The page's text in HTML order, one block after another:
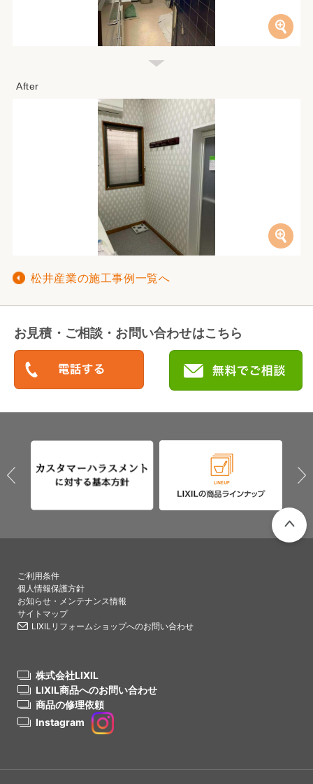
松井産業の施工事例一覧へ
お見積・ご相談・お問い合わせはこちら
ご利用条件
個人情報保護方針
お知らせ・メンテナンス情報
サイトマップ
LIXILリフォームショップへのお問い合わせ
株式会社LIXIL
LIXIL商品へのお問い合わせ
商品の修理依頼
Instagram